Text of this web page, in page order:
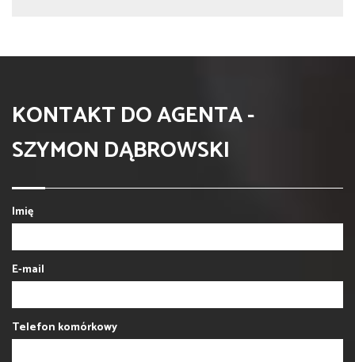
KONTAKT DO AGENTA -
SZYMON DĄBROWSKI
Imię
E-mail
Telefon komórkowy